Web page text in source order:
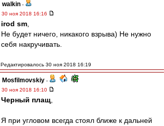
walkin -
30 ноя 2018 16:16
irod sm
Не будет ничего, никакого взрыва) Не нужно
себя накручивать.
Редактировалось 30 ноя 2018 16:19
Mosfilmovskiy -
30 ноя 2018 16:10
Черный плащ
Я при угловом всегда стоял ближе к дальней